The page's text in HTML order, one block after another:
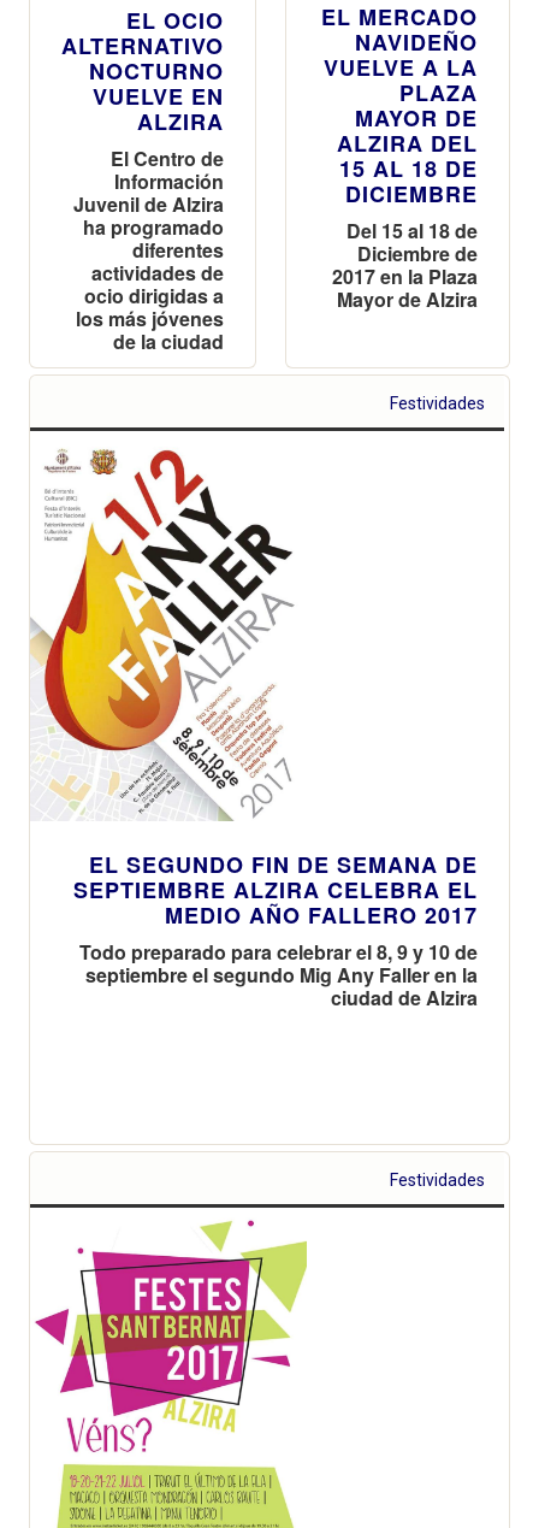
EL OCIO
ALTERNATIVO
NOCTURNO
VUELVE EN
ALZIRA
El Centro de
Información
Juvenil de Alzira
ha programado
diferentes
actividades de
ocio dirigidas a
los más jóvenes
de la ciudad
EL MERCADO
NAVIDEÑO
VUELVE A LA
PLAZA
MAYOR DE
ALZIRA DEL
15 AL 18 DE
DICIEMBRE
Del 15 al 18 de
Diciembre de
2017 en la Plaza
Mayor de Alzira
Festividades
EL SEGUNDO FIN DE SEMANA DE
SEPTIEMBRE ALZIRA CELEBRA EL
MEDIO AÑO FALLERO 2017
Todo preparado para celebrar el 8, 9 y 10 de
septiembre el segundo Mig Any Faller en la
ciudad de Alzira
Festividades